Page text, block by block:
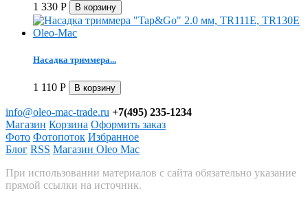
1 330 Р
Насадка триммера...
1 110 Р
info@oleo-mac-trade.ru +7(495) 235-1234
Магазин Корзина Оформить заказ
Фото Фотопоток Избранное
Блог RSS Магазин Oleo Mac
При использовании материалов с сайта обязательно указание
прямой ссылки на источник.